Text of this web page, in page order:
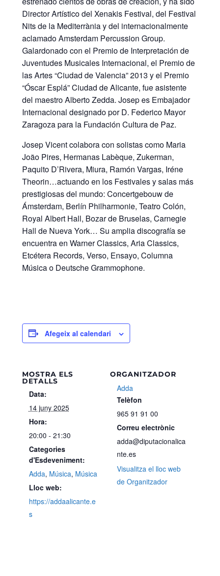
Director Artístico del Xenakis Festival, del Festival
Nits de la Mediterrània y del internacionalmente
aclamado Amsterdam Percussion Group.
Galardonado con el Premio de Interpretación de
Juventudes Musicales Internacional, el Premio de
las Artes “Ciudad de Valencia” 2013 y el Premio
“Óscar Esplá” Ciudad de Alicante, fue asistente
del maestro Alberto Zedda. Josep es Embajador
Internacional designado por D. Federico Mayor
Zaragoza para la Fundación Cultura de Paz.
Josep Vicent colabora con solistas como Maria
João Pires, Hermanas Labèque, Zukerman,
Paquito D’Rivera, Miura, Ramón Vargas, Iréne
Theorin…actuando en los Festivales y salas más
prestigiosas del mundo: Concertgebouw de
Ámsterdam, Berlín Philharmonie, Teatro Colón,
Royal Albert Hall, Bozar de Bruselas, Carnegie
Hall de Nueva York… Su amplia discografía se
encuentra en Warner Classics, Aria Classics,
Etcétera Records, Verso, Ensayo, Columna
Música o Deutsche Grammophone.
Afegeix al calendari
MOSTRA ELS
DETALLS
Data:
14 juny 2025
Hora:
20:00 - 21:30
Categories
d'Esdeveniment:
Adda, Música, Música
Lloc web:
https://addaalicante.e
s
ORGANITZADOR
Adda
Telèfon
965 91 91 00
Correu electrònic
adda@diputacionalica
nte.es
Visualitza el lloc web
de Organitzador